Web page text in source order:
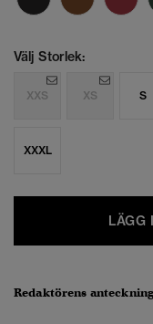
Välj Storlek:
XXS XS S
XXXL
LÄGG
Redaktörens